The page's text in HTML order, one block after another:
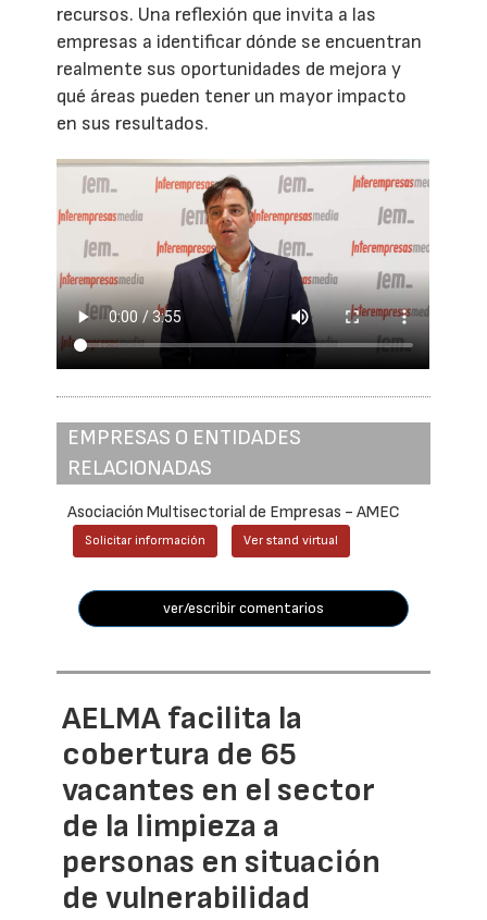
recursos. Una reflexión que invita a las
empresas a identificar dónde se encuentran
realmente sus oportunidades de mejora y
qué áreas pueden tener un mayor impacto
en sus resultados.
EMPRESAS O ENTIDADES
RELACIONADAS
Asociación Multisectorial de Empresas - AMEC
Solicitar información Ver stand virtual
ver/escribir comentarios
AELMA facilita la
cobertura de 65
vacantes en el sector
de la limpieza a
personas en situación
de vulnerabilidad